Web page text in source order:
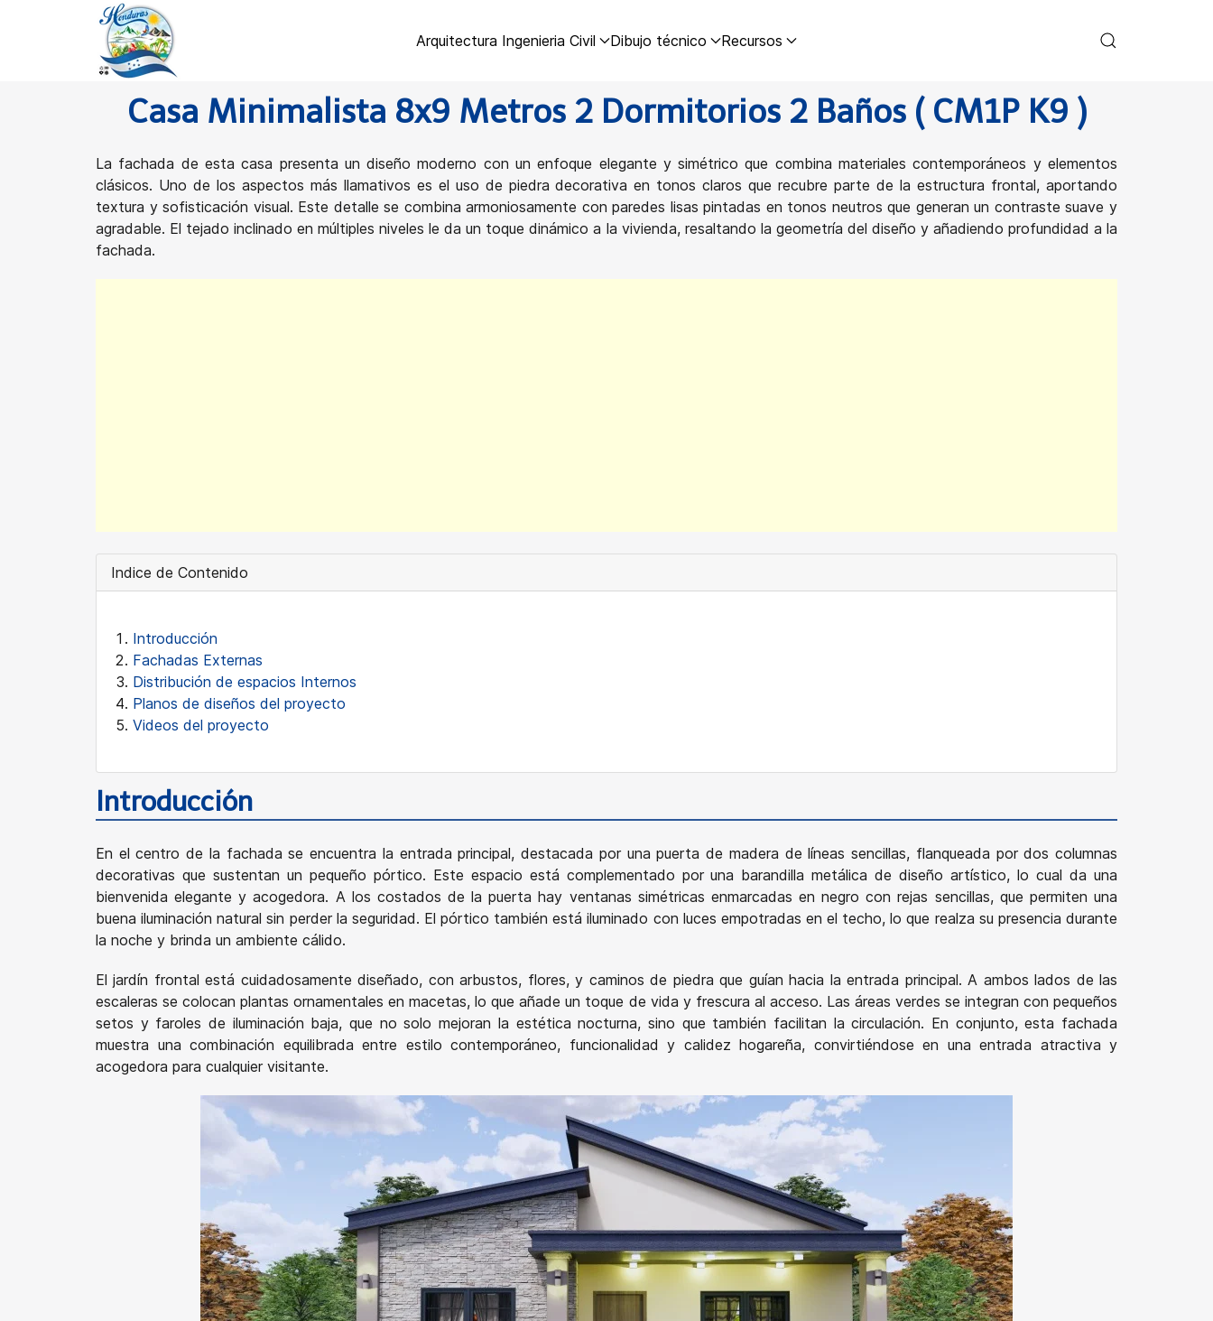
Arquitectura Ingenieria Civil Dibujo técnico Recursos
Casa Minimalista 8x9 Metros 2 Dormitorios 2 Baños ( CM1P K9 )
La fachada de esta casa presenta un diseño moderno con un enfoque elegante y simétrico que combina materiales contemporáneos y elementos
clásicos. Uno de los aspectos más llamativos es el uso de piedra decorativa en tonos claros que recubre parte de la estructura frontal, aportando
textura y sofisticación visual. Este detalle se combina armoniosamente con paredes lisas pintadas en tonos neutros que generan un contraste suave y
agradable. El tejado inclinado en múltiples niveles le da un toque dinámico a la vivienda, resaltando la geometría del diseño y añadiendo profundidad a la
fachada.
Indice de Contenido
Introducción
Fachadas Externas
Distribución de espacios Internos
Planos de diseños del proyecto
Videos del proyecto
Introducción
En el centro de la fachada se encuentra la entrada principal, destacada por una puerta de madera de líneas sencillas, flanqueada por dos columnas
decorativas que sustentan un pequeño pórtico. Este espacio está complementado por una barandilla metálica de diseño artístico, lo cual da una
bienvenida elegante y acogedora. A los costados de la puerta hay ventanas simétricas enmarcadas en negro con rejas sencillas, que permiten una
buena iluminación natural sin perder la seguridad. El pórtico también está iluminado con luces empotradas en el techo, lo que realza su presencia durante
la noche y brinda un ambiente cálido.
El jardín frontal está cuidadosamente diseñado, con arbustos, flores, y caminos de piedra que guían hacia la entrada principal. A ambos lados de las
escaleras se colocan plantas ornamentales en macetas, lo que añade un toque de vida y frescura al acceso. Las áreas verdes se integran con pequeños
setos y faroles de iluminación baja, que no solo mejoran la estética nocturna, sino que también facilitan la circulación. En conjunto, esta fachada
muestra una combinación equilibrada entre estilo contemporáneo, funcionalidad y calidez hogareña, convirtiéndose en una entrada atractiva y
acogedora para cualquier visitante.